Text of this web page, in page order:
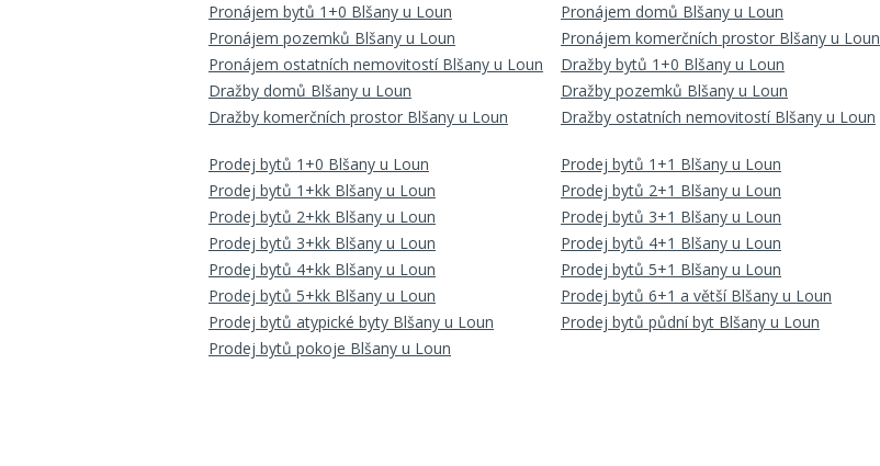
Pronájem bytů 1+0 Blšany u Loun
Pronájem domů Blšany u Loun
Pronájem pozemků Blšany u Loun
Pronájem komerčních prostor Blšany u Loun
Pronájem ostatních nemovitostí Blšany u Loun
Dražby bytů 1+0 Blšany u Loun
Dražby domů Blšany u Loun
Dražby pozemků Blšany u Loun
Dražby komerčních prostor Blšany u Loun
Dražby ostatních nemovitostí Blšany u Loun
Prodej bytů 1+0 Blšany u Loun
Prodej bytů 1+1 Blšany u Loun
Prodej bytů 1+kk Blšany u Loun
Prodej bytů 2+1 Blšany u Loun
Prodej bytů 2+kk Blšany u Loun
Prodej bytů 3+1 Blšany u Loun
Prodej bytů 3+kk Blšany u Loun
Prodej bytů 4+1 Blšany u Loun
Prodej bytů 4+kk Blšany u Loun
Prodej bytů 5+1 Blšany u Loun
Prodej bytů 5+kk Blšany u Loun
Prodej bytů 6+1 a větší Blšany u Loun
Prodej bytů atypické byty Blšany u Loun
Prodej bytů půdní byt Blšany u Loun
Prodej bytů pokoje Blšany u Loun